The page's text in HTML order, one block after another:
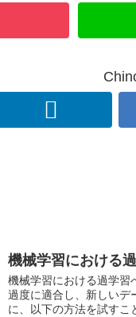
機械学習における
機械学習における過学習
過度に適合し、新しいデ
に、以下の方法を試すこ